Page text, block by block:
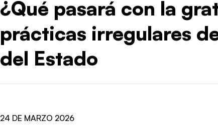
¿Qué pasará con la
prácticas irregulares
del Estado
24 DE MARZO 2026